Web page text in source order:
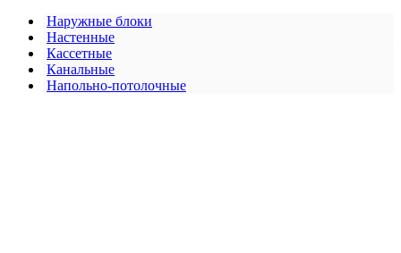
Наружные блоки
Настенные
Кассетные
Канальные
Напольно-потолочные